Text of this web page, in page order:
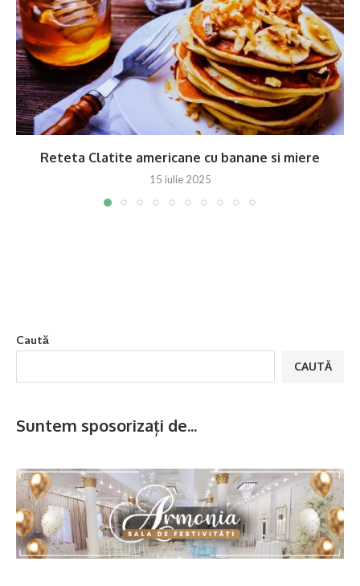
Reteta Clatite americane cu banane si miere
15 iulie 2025
Caută
CAUTĂ
Suntem sposorizați de...